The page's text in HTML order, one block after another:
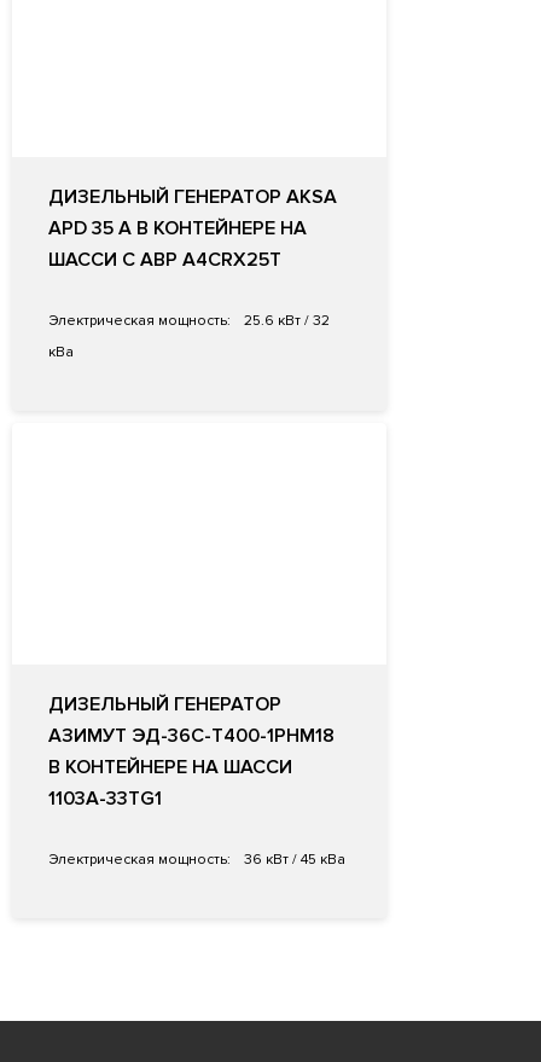
ДИЗЕЛЬНЫЙ ГЕНЕРАТОР AKSA
APD 35 A В КОНТЕЙНЕРЕ НА
ШАССИ С АВР A4CRX25T
Электрическая мощность:
25.6 кВт / 32
кВа
ДИЗЕЛЬНЫЙ ГЕНЕРАТОР
АЗИМУТ ЭД-36С-Т400-1РНМ18
В КОНТЕЙНЕРЕ НА ШАССИ
1103A-33TG1
Электрическая мощность: 36 кВт / 45 кВа